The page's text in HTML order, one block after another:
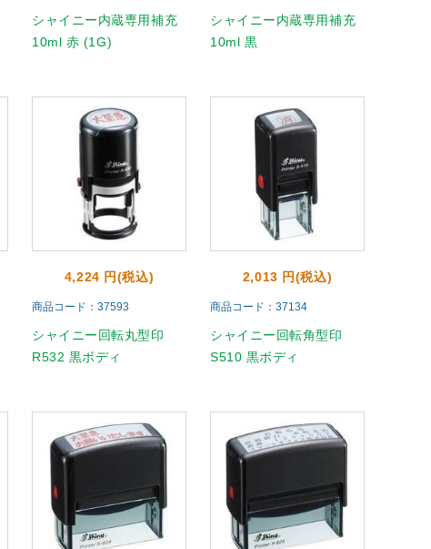
シャイニー内蔵専用補充
10ml 赤 (1G)
シャイニー内蔵専用補充
10ml 黒
4,224 円(税込)
商品コード：37593
シャイニー回転丸型印
R532 黒ボディ
2,013 円(税込)
商品コード：37134
シャイニー回転角型印
S510 黒ボディ